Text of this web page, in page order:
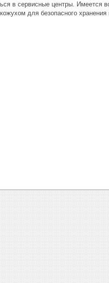
в сервисные центры. Имеется
для безопасного хранения